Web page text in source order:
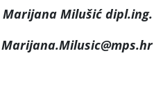
Marijana Milušić dipl.ing.
Marijana.Milusic@mps.hr